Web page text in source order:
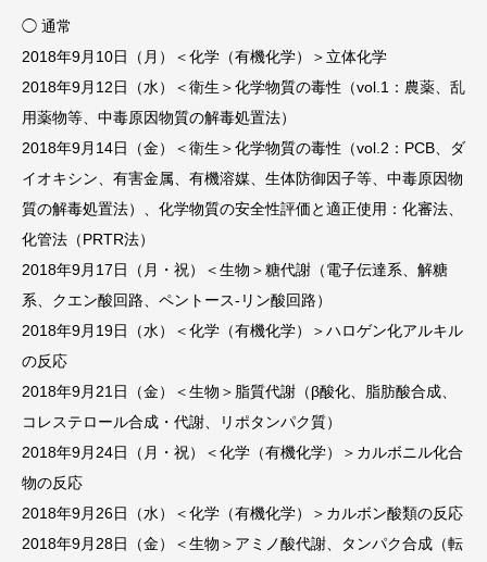
◯ 通常
2018年9月10日（月）＜化学（有機化学）＞立体化学
2018年9月12日（水）＜衛生＞化学物質の毒性（vol.1：農薬、乱
用薬物等、中毒原因物質の解毒処置法）
2018年9月14日（金）＜衛生＞化学物質の毒性（vol.2：PCB、ダ
イオキシン、有害金属、有機溶媒、生体防御因子等、中毒原因物
質の解毒処置法）、化学物質の安全性評価と適正使用：化審法、
化管法（PRTR法）
2018年9月17日（月・祝）＜生物＞糖代謝（電子伝達系、解糖
系、クエン酸回路、ペントース-リン酸回路）
2018年9月19日（水）＜化学（有機化学）＞ハロゲン化アルキル
の反応
2018年9月21日（金）＜生物＞脂質代謝（β酸化、脂肪酸合成、
コレステロール合成・代謝、リポタンパク質）
2018年9月24日（月・祝）＜化学（有機化学）＞カルボニル化合
物の反応
2018年9月26日（水）＜化学（有機化学）＞カルボン酸類の反応
2018年9月28日（金）＜生物＞アミノ酸代謝、タンパク合成（転